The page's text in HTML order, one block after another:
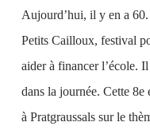
Aujourd’hui, il y en a
Petits Cailloux, festival
aider à financer l’école.
dans la journée. Cette 8e
à Pratgraussals sur le